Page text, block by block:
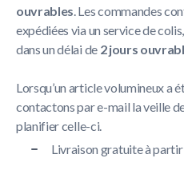
ouvrables. Les commandes
expédiées via un service de
dans un délai de 2 jours
Lorsqu’un article volumineux a
contactons par e-mail la veille
planifier celle-ci.
Livraison gratuite à